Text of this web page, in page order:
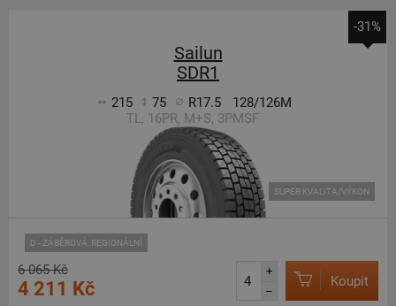
-31%
Sailun
SDR1
215 75 R17.5
128/126M
TL, 16PR, M+S, 3PMSF
D - ZÁBĚROVÁ, REGIONÁLNÍ
SUPER KVALITA/VÝKON
6 065 Kč
4 211 Kč
+
–
Koupit